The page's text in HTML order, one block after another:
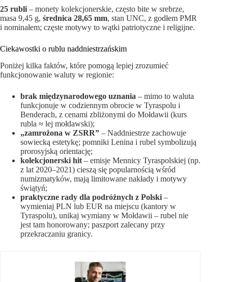
25 rubli– monety kolekcjonerskie, często bite w srebrze,
masa 9,45 g, średnica 28,65 mm, stan UNC, z godłem PMR
i nominałem; częste motywy to wątki patriotyczne i religijne.
Ciekawostki o rublu naddniestrzańskim
Poniżej kilka faktów, które pomogą lepiej zrozumieć
funkcjonowanie waluty w regionie:
brak międzynarodowego uznania – mimo to waluta
funkcjonuje w codziennym obrocie w Tyraspolu i
Benderach, z cenami zbliżonymi do Mołdawii (kurs
rubla ≈ lej mołdawski);
„zamrożona w ZSRR” – Naddniestrze zachowuje
sowiecką estetykę; pomniki Lenina i rubel symbolizują
prorosyjską orientację;
kolekcjonerski hit – emisje Mennicy Tyraspolskiej (np.
z lat 2020–2021) cieszą się popularnością wśród
numizmatyków, mają limitowane nakłady i motywy
świątyń;
praktyczne rady dla podróżnych z Polski –
wymieniaj PLN lub EUR na miejscu (kantory w
Tyraspolu), unikaj wymiany w Mołdawii – rubel nie
jest tam honorowany; paszport zalecany przy
przekraczaniu granicy.